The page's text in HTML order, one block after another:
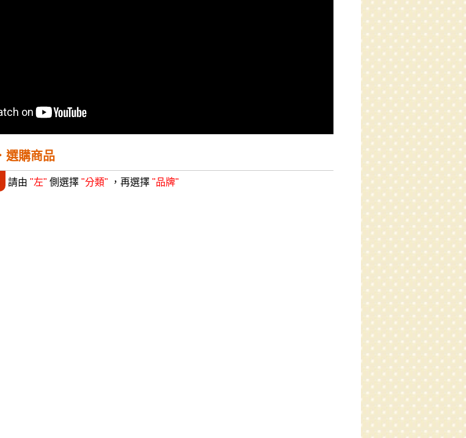
選購商品
請由 "左" 側選擇 "分類" ，再選擇 "品牌"